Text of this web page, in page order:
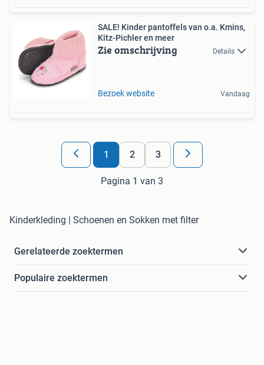
SALE! Kinder pantoffels van o.a. Kmins,
Kitz-Pichler en meer
Zie omschrijving Details
Bezoek website Vandaag
1 2 3
Pagina 1 van 3
Kinderkleding | Schoenen en Sokken met filter
Gerelateerde zoektermen
Populaire zoektermen